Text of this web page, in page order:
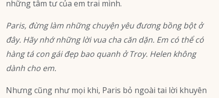
những tâm tư của em trai mình.
Paris, đừng làm những chuyện yêu đương bồng bột ở
đây. Hãy nhớ những lời vua cha căn dặn. Em có thể có
hàng tá con gái đẹp bao quanh ở Troy. Helen không
dành cho em.
Nhưng cũng như mọi khi, Paris bỏ ngoài tai lời khuyên